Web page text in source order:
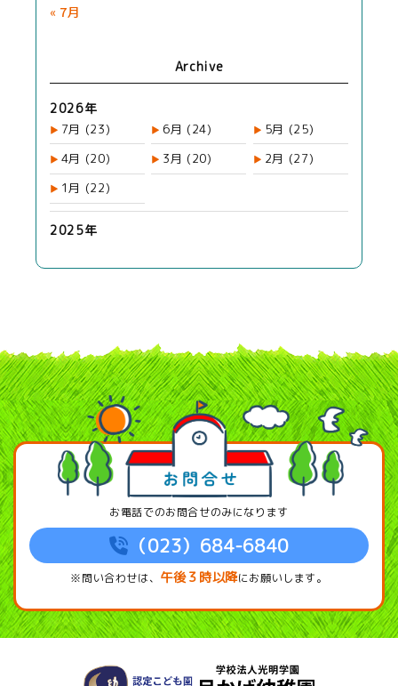
« 7月
Archive
2026年
7月 (23) 6月 (24) 5月 (25)
4月 (20) 3月 (20) 2月 (27)
1月 (22)
2025年
お電話でのお問合せのみになります
（023）684-6840
※問い合わせは、 午後３時以降にお願いします。